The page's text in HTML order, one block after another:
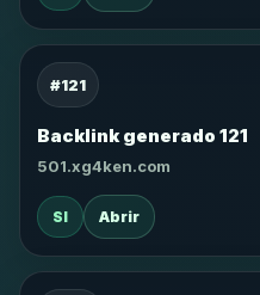
#121
Backlink generado 121
501.xg4ken.com
SI Abrir